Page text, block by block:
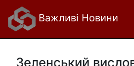
Важливі Новини
Зеленський